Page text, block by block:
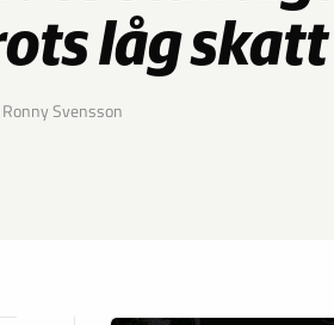
låg skatt
Svensson